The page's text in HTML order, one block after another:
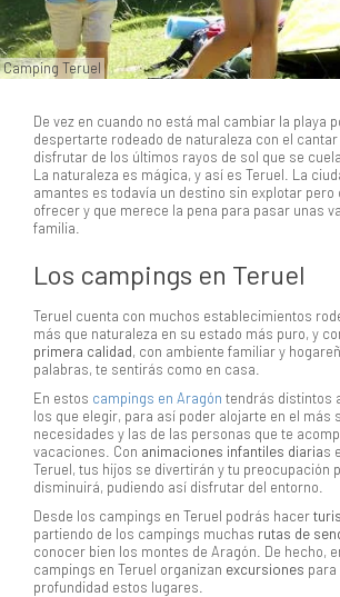
Camping Teruel
De vez en cuando no está mal cambiar la playa
despertarte rodeado de naturaleza con el
disfrutar de los últimos rayos de sol que se
La naturaleza es mágica, y así es Teruel. La
amantes es todavía un destino sin explotar pero
ofrecer y que merece la pena para pasar unas
familia.
Los campings en Teruel
Teruel cuenta con muchos establecimientos
más que naturaleza en su estado más puro, y
primera calidad, con ambiente familiar y
palabras, te sentirás como en casa.
En estos campings en Aragón tendrás distintos
los que elegir, para así poder alojarte en el más
necesidades y las de las personas que te
vacaciones. Con animaciones infantiles diarias
Teruel, tus hijos se divertirán y tu preocupación
disminuirá, pudiendo así disfrutar del entorno.
Desde los campings en Teruel podrás hacer
partiendo de los campings muchas rutas de
conocer bien los montes de Aragón. De hecho,
campings en Teruel organizan excursiones
profundidad estos lugares.